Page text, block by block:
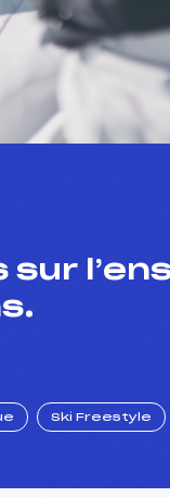
Ski Freestyle